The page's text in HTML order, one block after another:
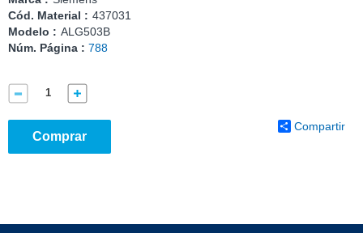
Cód. Material : 437031
Modelo : ALG503B
Núm. Página : 788
Comprar
Compartir